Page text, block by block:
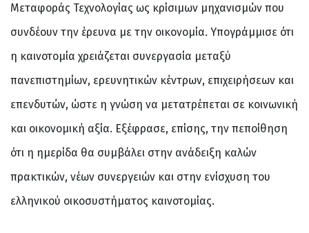
Μεταφοράς Τεχνολογίας ως κρίσιμων μηχανισμών που
συνδέουν την έρευνα με την οικονομία. Υπογράμμισε ότι
η καινοτομία χρειάζεται συνεργασία μεταξύ
πανεπιστημίων, ερευνητικών κέντρων, επιχειρήσεων και
επενδυτών, ώστε η γνώση να μετατρέπεται σε κοινωνική
και οικονομική αξία. Εξέφρασε, επίσης, την πεποίθηση
ότι η ημερίδα θα συμβάλει στην ανάδειξη καλών
πρακτικών, νέων συνεργειών και στην ενίσχυση του
ελληνικού οικοσυστήματος καινοτομίας.